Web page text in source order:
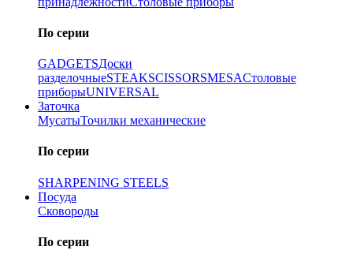
По серии
GADGETSДоски
разделочныеSTEAKSCISSORSMESAСтоловые
приборыUNIVERSAL
Заточка
МусатыТочилки механические
По серии
SHARPENING STEELS
Посуда
Сковороды
По серии